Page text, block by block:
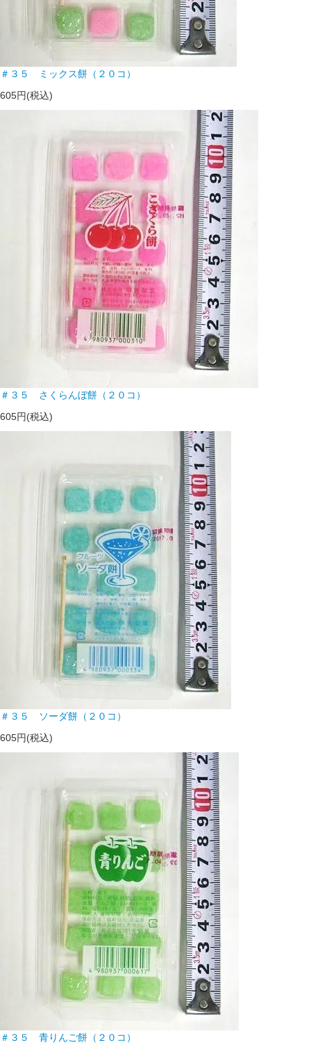
＃３５ ミックス餅（２０コ）
605円(税込)
＃３５ さくらんぼ餅（２０コ）
605円(税込)
＃３５ ソーダ餅（２０コ）
605円(税込)
＃３５ 青りんご餅（２０コ）